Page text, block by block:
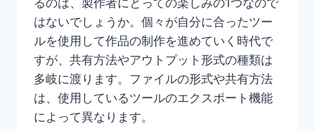
るのは、製作者にとっての楽しみの1つなので
はないでしょうか。個々が自分に合ったツー
ルを使用して作品の制作を進めていく時代で
すが、共有方法やアウトプット形式の種類は
多岐に渡ります。ファイルの形式や共有方法
は、使用しているツールのエクスポート機能
によって異なります。